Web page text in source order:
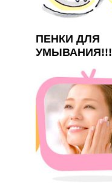
ПЕНКИ ДЛЯ
УМЫВАНИЯ!!!